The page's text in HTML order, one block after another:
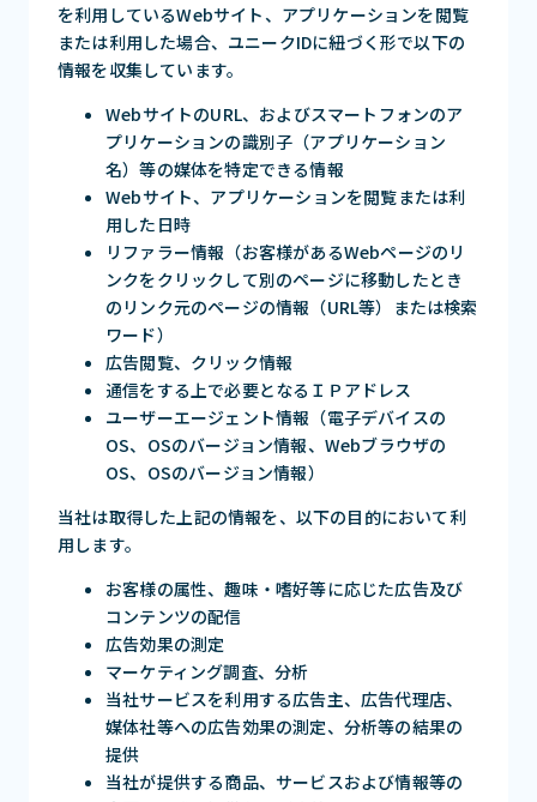
を利用しているWebサイト、アプリケーションを閲覧
または利用した場合、ユニークIDに紐づく形で以下の
情報を収集しています。
WebサイトのURL、およびスマートフォンのア
プリケーションの識別子（アプリケーション
名）等の媒体を特定できる情報
Webサイト、アプリケーションを閲覧または利
用した日時
リファラー情報（お客様があるWebページのリ
ンクをクリックして別のページに移動したとき
のリンク元のページの情報（URL等）または検索
ワード）
広告閲覧、クリック情報
通信をする上で必要となるＩＰアドレス
ユーザーエージェント情報（電子デバイスの
OS、OSのバージョン情報、Webブラウザの
OS、OSのバージョン情報）
当社は取得した上記の情報を、以下の目的において利
用します。
お客様の属性、趣味・嗜好等に応じた広告及び
コンテンツの配信
広告効果の測定
マーケティング調査、分析
当社サービスを利用する広告主、広告代理店、
媒体社等への広告効果の測定、分析等の結果の
提供
当社が提供する商品、サービスおよび情報等の